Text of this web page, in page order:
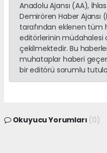
Anadolu Ajansı (AA),
Demirören Haber Ajansı
tarafından eklenen tüm
editörlerinin müdahalesi
çekilmektedir. Bu
muhataplar haberi
bir editörü sorumlu
Okuyucu Yorumları (0)